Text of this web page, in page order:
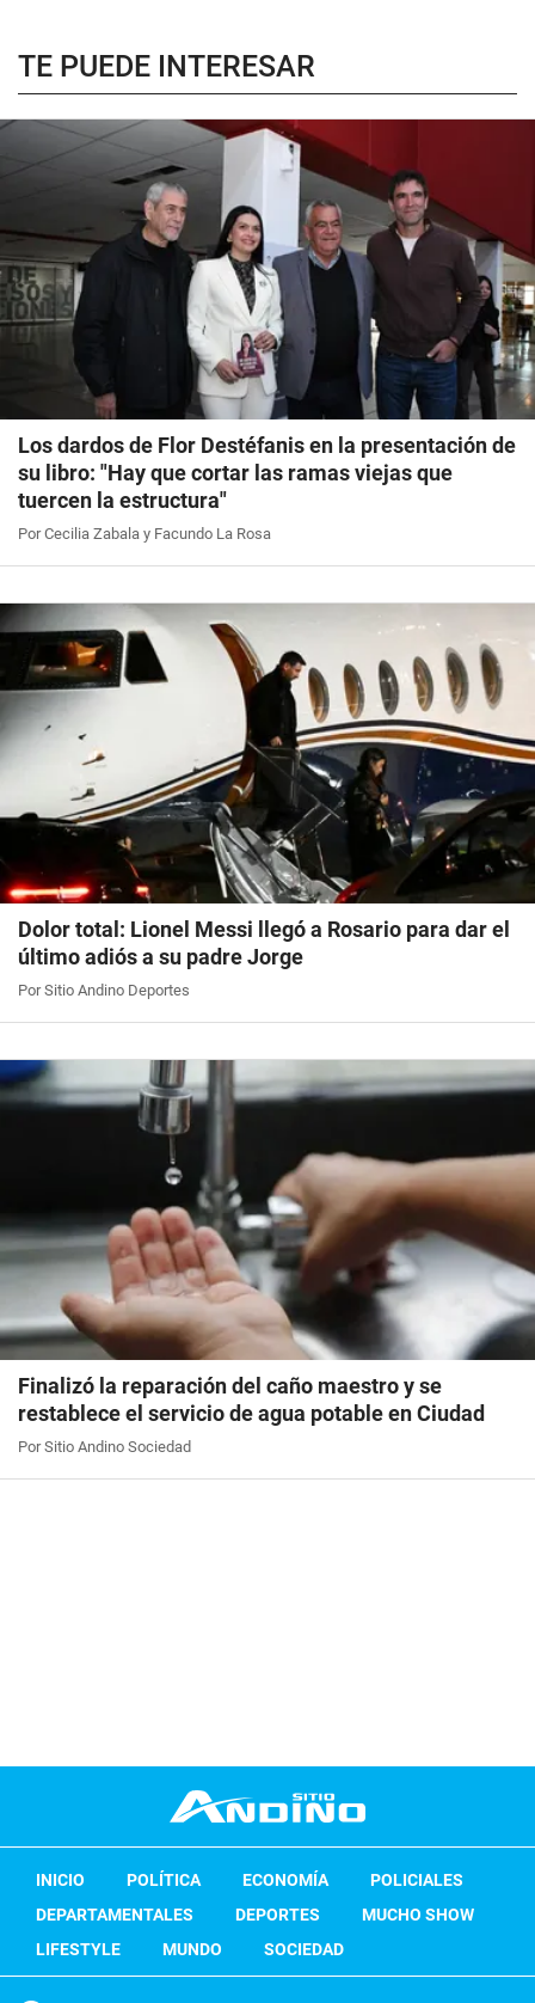
TE PUEDE INTERESAR
Los dardos de Flor Destéfanis en la presentación de
su libro: "Hay que cortar las ramas viejas que
tuercen la estructura"
Por Cecilia Zabala y Facundo La Rosa
Dolor total: Lionel Messi llegó a Rosario para dar el
último adiós a su padre Jorge
Por Sitio Andino Deportes
Finalizó la reparación del caño maestro y se
restablece el servicio de agua potable en Ciudad
Por Sitio Andino Sociedad
INICIO POLÍTICA ECONOMÍA
POLICIALES
DEPARTAMENTALES
DEPORTES
MUCHO SHOW
LIFESTYLE
MUNDO SOCIEDAD